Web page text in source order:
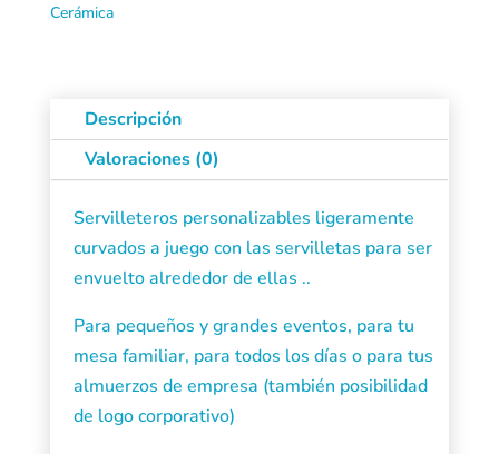
Cerámica
Descripción
Valoraciones (0)
Servilleteros personalizables ligeramente
curvados a juego con las servilletas para ser
envuelto alrededor de ellas ..
Para pequeños y grandes eventos, para tu
mesa familiar, para todos los días o para tus
almuerzos de empresa (también posibilidad
de logo corporativo)